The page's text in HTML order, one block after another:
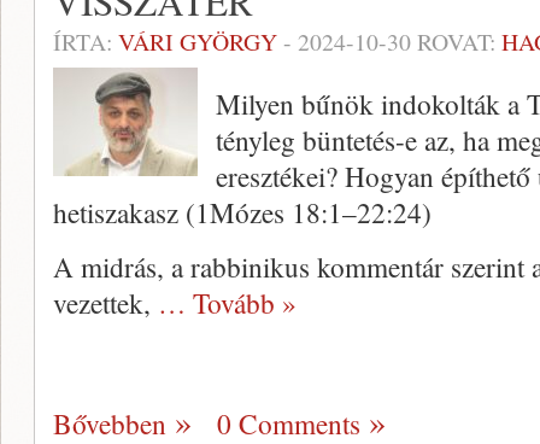
ÍRTA: VÁRI GYÖRGY- 2024-10-30ROVAT:
Milyen bűnök indokolták a
tényleg büntetés-e az, ha
eresztékei? Hogyan
hetiszakasz (1Mózes 18:1–22:24)
A midrás, a rabbinikus kommentár szerint
vezettek, … Tovább »
Bővebben 0 Comments